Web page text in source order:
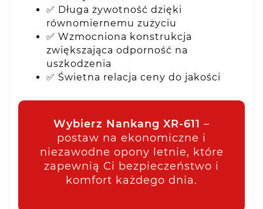
✅ Długa żywotność dzięki
równomiernemu zużyciu
✅ Wzmocniona konstrukcja
zwiększająca odporność na
uszkodzenia
✅ Świetna relacja ceny do jakości
Wybierz Nankang XR-611 –
postaw na ekonomiczne i
niezawodne opony letnie, które
zapewnią Ci bezpieczeństwo i
komfort każdego dnia.